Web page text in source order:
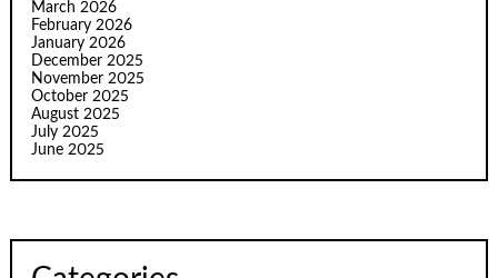
March 2026
February 2026
January 2026
December 2025
November 2025
October 2025
August 2025
July 2025
June 2025